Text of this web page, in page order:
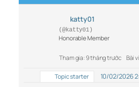
katty01
(@katty01)
Honorable Member
Tham gia: 9 tháng trước Bài
Topic starter 10/02/2026